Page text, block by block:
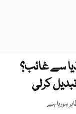
سے غائب؟
کرلی
ہورہا ہے